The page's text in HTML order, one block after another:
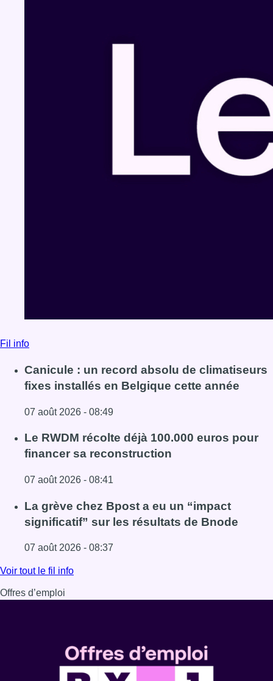
Fil info
Canicule : un record absolu de climatiseurs
fixes installés en Belgique cette année
07 août 2026 - 08:49
Lire l'article Canicule : un record absolu de climatiseurs
Le RWDM récolte déjà 100.000 euros pour
financer sa reconstruction
07 août 2026 - 08:41
Lire l'article Le RWDM récolte déjà 100.000 euros pour
La grève chez Bpost a eu un “impact
significatif” sur les résultats de Bnode
07 août 2026 - 08:37
Lire l'article La grève chez Bpost a eu un “impact
Voir tout le fil info
Offres d’emploi